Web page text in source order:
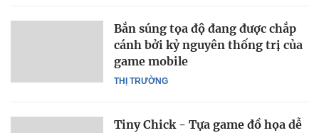
THỊ TRƯỜNG
Bắn súng tọa độ đang được chắp
cánh bởi kỷ nguyên thống trị của
game mobile
Tiny Chick - Tựa game đồ họa dễ